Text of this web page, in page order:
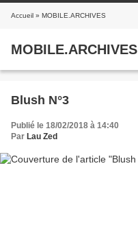
Accueil » MOBILE.ARCHIVES
MOBILE.ARCHIVES
Blush N°3
Publié le 18/02/2018 à 14:40
Par Lau Zed